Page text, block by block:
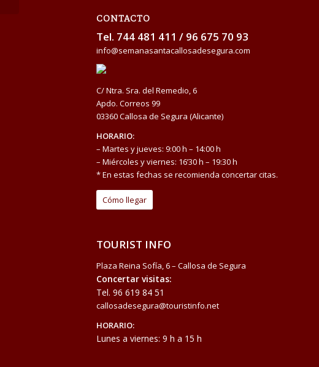
CONTACTO
Tel. 744 481 411 / 96 675 70 93
info@semanasantacallosadesegura.com
C/ Ntra. Sra. del Remedio, 6
Apdo. Correos 99
03360 Callosa de Segura (Alicante)
HORARIO:
– Martes y jueves: 9:00 h – 14:00 h
– Miércoles y viernes: 16’30 h – 19:30 h
* En estas fechas se recomienda concertar citas.
Cómo llegar
TOURIST INFO
Plaza Reina Sofía, 6 – Callosa de Segura
Concertar visitas:
Tel. 96 619 84 51
callosadesegura@touristinfo.net
HORARIO:
Lunes a viernes: 9 h a 15 h